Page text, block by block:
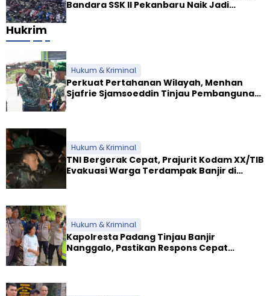
Bandara SSK II Pekanbaru Naik Jadi
Hukrim
Hukum & Kriminal
Perkuat Pertahanan Wilayah, Menhan
Sjafrie Sjamsoeddin Tinjau Pembangunan
Hukum & Kriminal
TNI Bergerak Cepat, Prajurit Kodam XX/TIB
Evakuasi Warga Terdampak Banjir di
Hukum & Kriminal
Kapolresta Padang Tinjau Banjir
Nanggalo, Pastikan Respons Cepat